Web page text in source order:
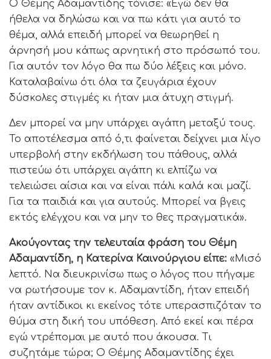
Ο Θέμης Αδαμαντίδης τόνισε: «Εγώ δεν θα
ήθελα να δηλώσω και να πω κάτι για αυτό το
θέμα, αλλά επειδή μπορεί να θεωρηθεί η
άρνησή μου κάπως αρνητική στο πρόσωπό του.
Για αυτόν τον λόγο θα πω δύο λέξεις και μόνο.
Καταλαβαίνω ότι όλα τα ζευγάρια έχουν
δύσκολες στιγμές κι ήταν μια άτυχη στιγμή.
Δεν μπορεί να μην υπάρχει αγάπη μεταξύ τους.
Το αποτέλεσμα από ό,τι φαίνεται δείχνει μια λίγο
υπερβολή στην εκδήλωση του πάθους, αλλά
πιστεύω ότι υπάρχει αγάπη κι ελπίζω να
τελειώσει αίσια και να είναι πάλι καλά και μαζί.
Για τα παιδιά και για αυτούς. Μπορεί να βγεις
εκτός ελέγχου και να μην το θες πραγματικά».
Ακούγοντας την τελευταία φράση του Θέμη
Αδαμαντίδη, η Κατερίνα Καινούργιου είπε: «Μισό
λεπτό. Να διευκρινίσω πως ο λόγος που πήγαμε
να ρωτήσουμε τον κ. Αδαμαντίδη, ήταν επειδή
ήταν αντίδικοι κι εκείνος τότε υπερασπιζόταν το
θύμα στη δική του υπόθεση. Από εκεί και πέρα
εγώ ντρέπομαι με αυτό που άκουσα. Τι
συζητάμε τώρα; Ο Θέμης Αδαμαντίδης έχει